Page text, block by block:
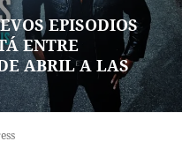
EPISODIOS
ENTRE
ABRIL A LAS